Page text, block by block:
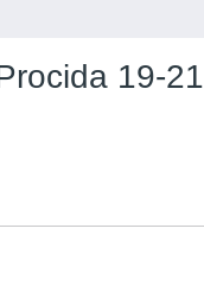
19-21